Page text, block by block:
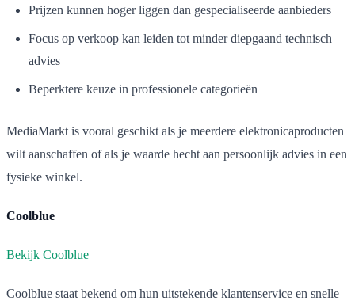
Prijzen kunnen hoger liggen dan gespecialiseerde aanbieders
Focus op verkoop kan leiden tot minder diepgaand technisch
advies
Beperktere keuze in professionele categorieën
MediaMarkt is vooral geschikt als je meerdere elektronicaproducten
wilt aanschaffen of als je waarde hecht aan persoonlijk advies in een
fysieke winkel.
Coolblue
Bekijk Coolblue
Coolblue staat bekend om hun uitstekende klantenservice en snelle